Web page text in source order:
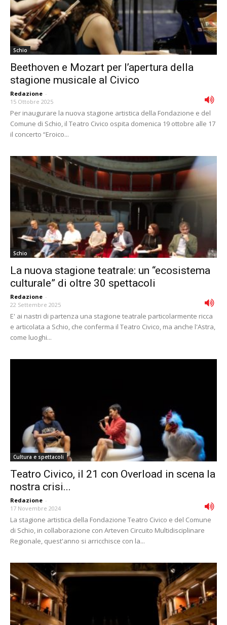
Schio
Beethoven e Mozart per l’apertura della
stagione musicale al Civico
Redazione -
15 Ottobre 2025
Per inaugurare la nuova stagione artistica della Fondazione e del
Comune di Schio, il Teatro Civico ospita domenica 19 ottobre alle 17
il concerto “Eroico...
Schio
La nuova stagione teatrale: un “ecosistema
culturale” di oltre 30 spettacoli
Redazione -
22 Settembre 2025
E' ai nastri di partenza una stagione teatrale particolarmente ricca
e articolata a Schio, che conferma il Teatro Civico, ma anche l'Astra,
come luoghi...
Cultura e spettacoli
Teatro Civico, il 21 con Overload in scena la
nostra crisi...
Redazione -
17 Novembre 2024
La stagione artistica della Fondazione Teatro Civico e del Comune
di Schio, in collaborazione con Arteven Circuito Multidisciplinare
Regionale, quest'anno si arricchisce con la...